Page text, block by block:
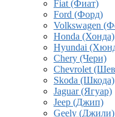
Fiat (Фиат)
Ford (Форд)
Volkswagen
Honda (Хонда)
Hyundai
Chery (Чери)
Chevrolet
Skoda (Шкода)
Jaguar (Ягуар)
Jeep (Джип)
Geely (Джили)